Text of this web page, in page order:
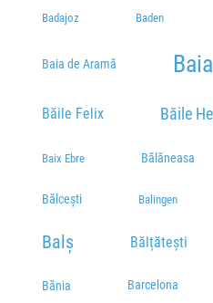
PARCARE LIDL
Peco MOL 3 - Calea Aradului
C&I - Gara de Nord
Badajoz Baden
Baia de Aramă
Băile Felix Băile
Baix Ebre Bălăneasa
Bălcești Balingen
Balș Bălțătești
Bănia Barcelona